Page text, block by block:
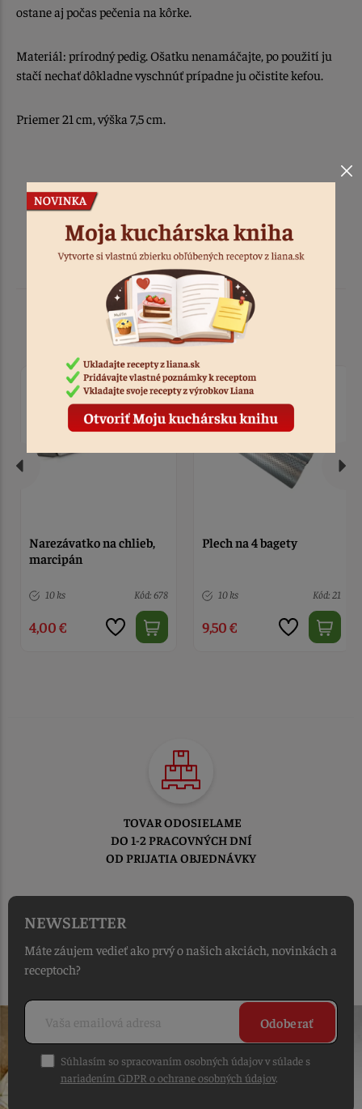
ostane aj počas pečenia na kôrke.
Materiál: prírodný pedig. Ošatku nenamáčajte, po použití ju
stačí nechať dôkladne vyschnúť prípadne ju očistite kefou.
Priemer 21 cm, výška 7,5 cm.
Podobné produkty
Narezávatko na chlieb,
marcipán
10 ks Kód: 678
4,00 €
Plech na 4 bagety
10 ks Kód: 21
9,50 €
TOVAR ODOSIELAME
DO 1-2 PRACOVNÝCH DNÍ
OD PRIJATIA OBJEDNÁVKY
NEWSLETTER
Máte záujem vedieť ako prvý o našich akciách, novinkách a
receptoch?
Odoberať
Súhlasím so spracovaním osobných údajov v súlade s
nariadením GDPR o ochrane osobných údajov.